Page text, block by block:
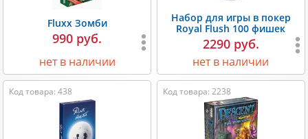
Fluxx Зомби
990 руб.
нет в наличии
Набор для игры в покер
Royal Flush 100 фишек
2290 руб.
нет в наличии
Код товара: 438 Код товара: 2238